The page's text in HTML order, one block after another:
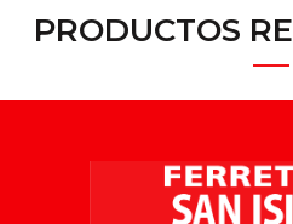
PRODUCTOS